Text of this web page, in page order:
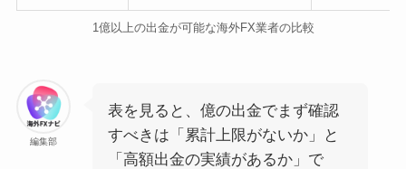
1億以上の出金が可能な海外FX業者の比較
編集部
表を見ると、億の出金でまず確認
すべきは「累計上限がないか」と
「高額出金の実績があるか」で